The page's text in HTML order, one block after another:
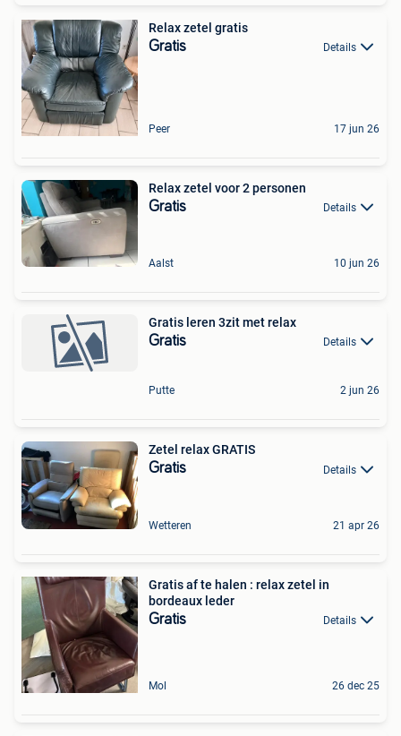
Relax zetel gratis
Gratis Details
Peer 17 jun 26
Relax zetel voor 2 personen
Gratis Details
Aalst 10 jun 26
Gratis leren 3zit met relax
Gratis Details
Putte 2 jun 26
Zetel relax GRATIS
Gratis Details
Wetteren 21 apr 26
Gratis af te halen : relax zetel in
bordeaux leder
Gratis Details
Mol 26 dec 25